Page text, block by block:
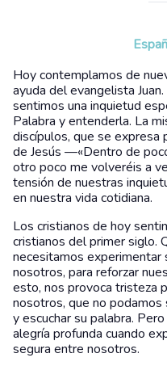
Hoy contemplamos de
ayuda del evangelista
sentimos una inquietud
Palabra y entenderla. La
discípulos, que se expresa
de Jesús —«Dentro de
otro poco me volveréis a
tensión de nuestras
en nuestra vida cotidiana.
Los cristianos de hoy
cristianos del primer siglo.
necesitamos experimentar
nosotros, para reforzar
esto, nos provoca tristeza
nosotros, que no
y escuchar su palabra.
alegría profunda cuando
segura entre nosotros.